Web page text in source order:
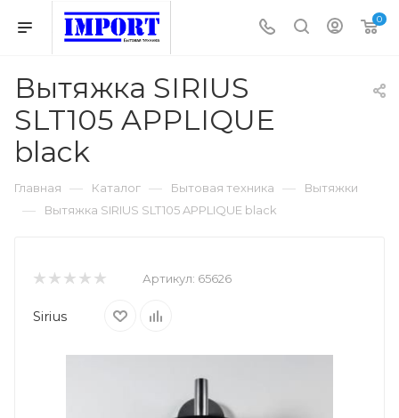
0
Вытяжка SIRIUS
SLT105 APPLIQUE
black
Главная — Каталог — Бытовая техника — Вытяжки
— Вытяжка SIRIUS SLT105 APPLIQUE black
Артикул: 65626
Sirius